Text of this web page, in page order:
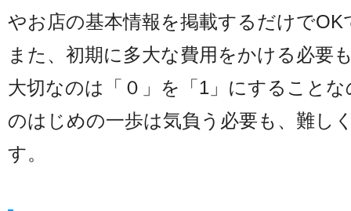
やお店の基本情報を掲載するだけでOK
また、初期に多大な費用をかける必要
大切なのは「０」を「1」にすること
のはじめの一歩は気負う必要も、難し
す。